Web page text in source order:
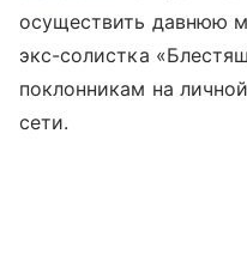
осуществить давнюю
экс-солистка
поклонникам на
сети.